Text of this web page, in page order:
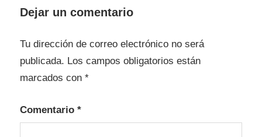
Dejar un comentario
Tu dirección de correo electrónico no será
publicada. Los campos obligatorios están
marcados con *
Comentario *